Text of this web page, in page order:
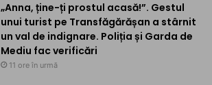
„Anna, ține-ți prostul acasă!”. Gestul
unui turist pe Transfăgărășan a stârnit
un val de indignare. Poliția și Garda de
Mediu fac verificări
11 ore în urmă